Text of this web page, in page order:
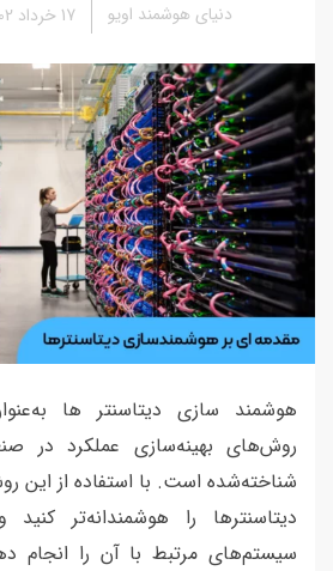
دنیای هوشمند اویو
هوشمند سازی دیتاسنتر ها
روش‌های بهینه‌سازی عملکرد در
شناخته‌شده است. با استفاده از این
دیتاسنترها را هوشمندانه‌تر
سیستم‌های مرتبط با آن را انجام